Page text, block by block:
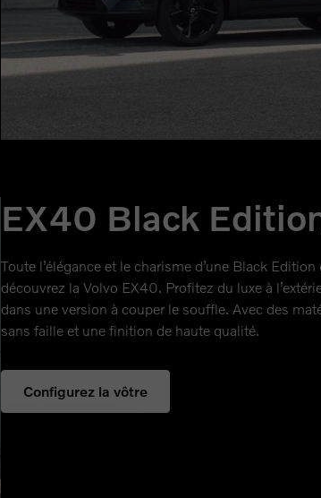
EX40 Black
Toute l’élégance et le charisme d’une Black
découvrez la Volvo EX40. Profitez du luxe à
dans une version à couper le souffle. Avec des
sans faille et une finition de haute qualité.
Configurez la vôtre